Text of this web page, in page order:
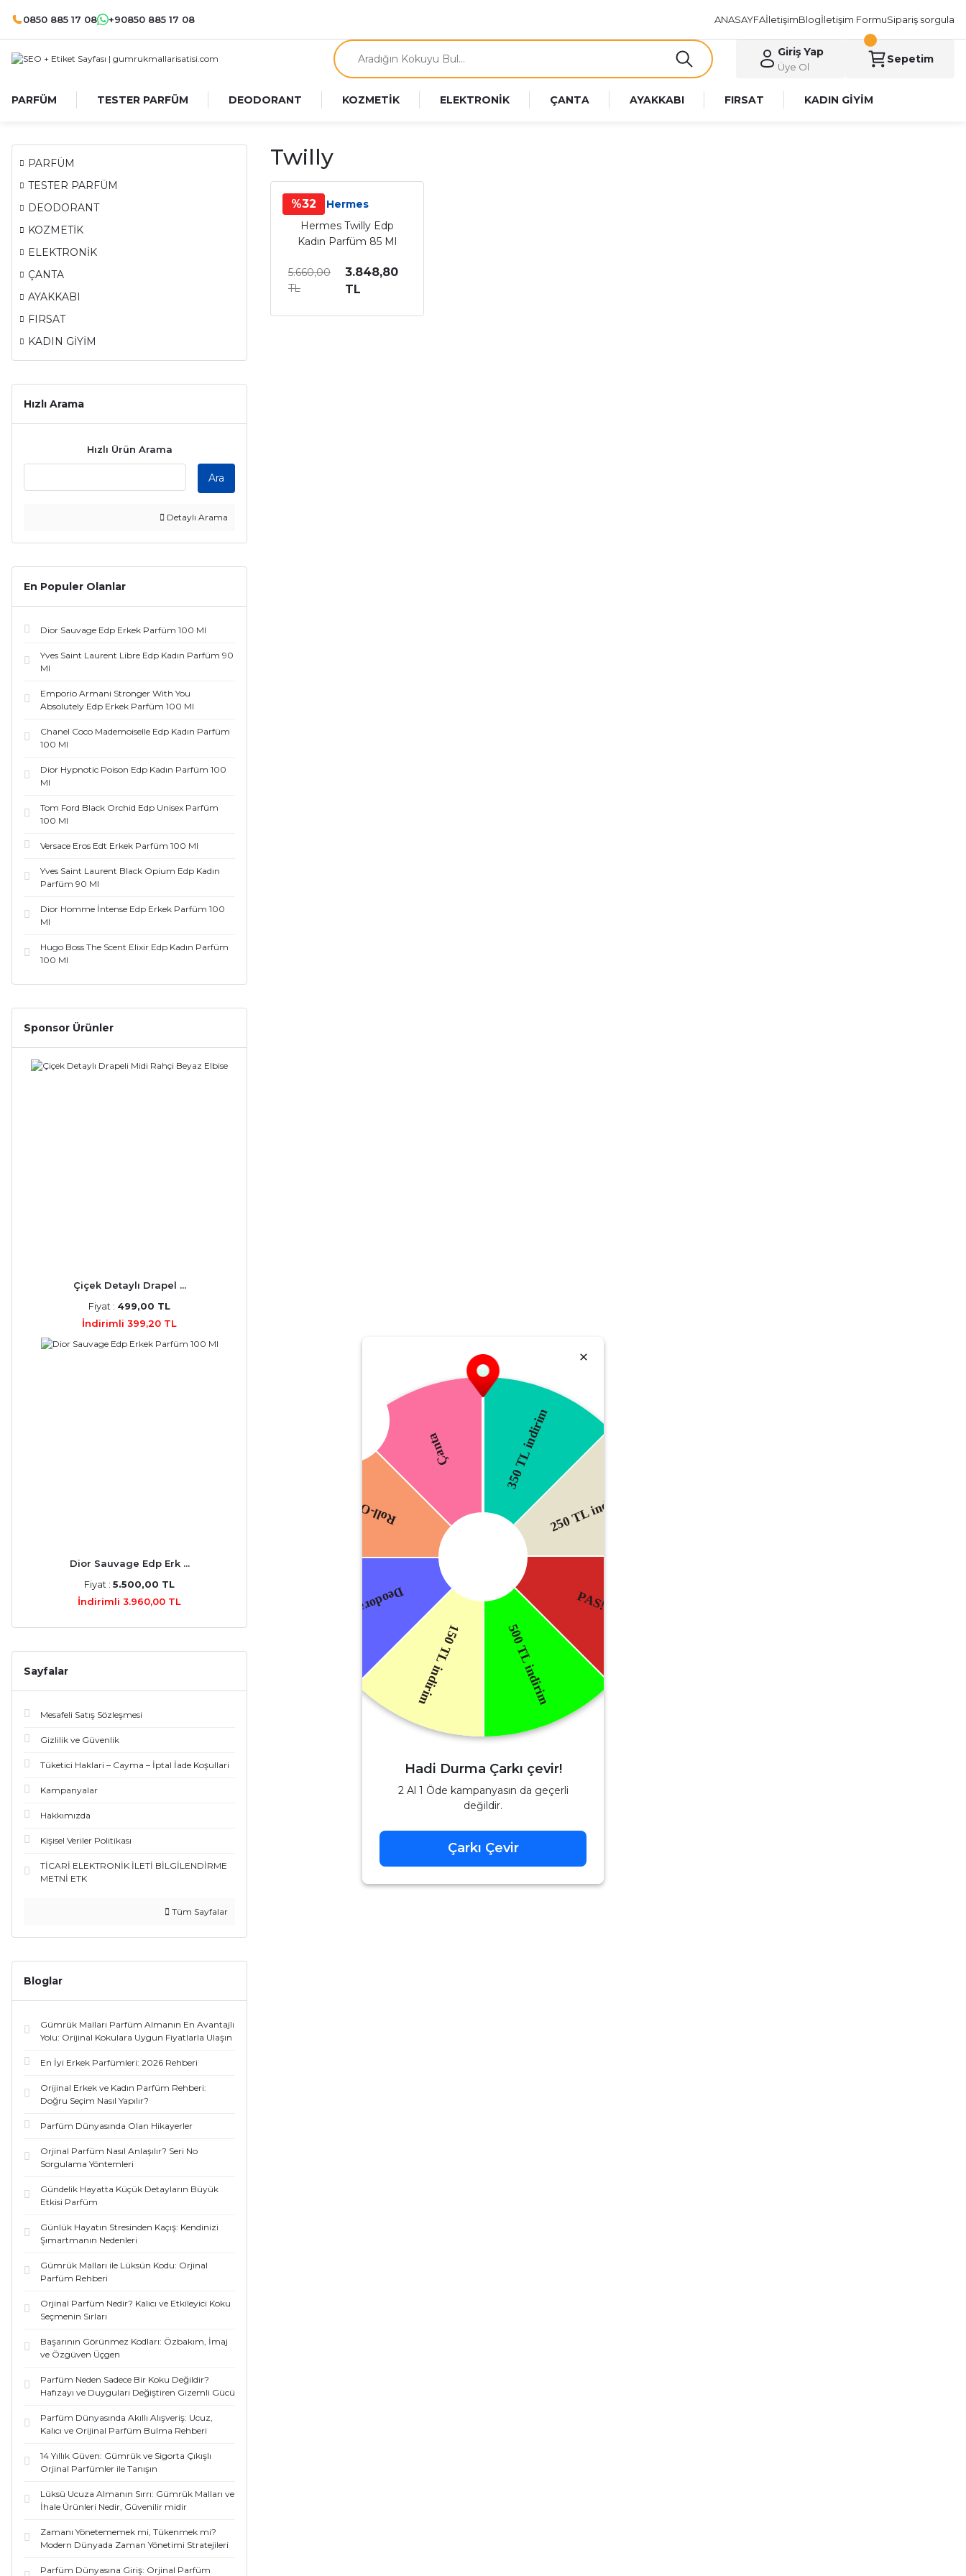
0850 885 17 08 +90850 885 17 08 ANASAYFAİletişimBlogİletişim FormuSipariş sorgula
Giriş Yap
Üye Ol
Sepetim
PARFÜM TESTER PARFÜM DEODORANT KOZMETİK ELEKTRONİK ÇANTA AYAKKABI FIRSAT KADIN GİYİM
PARFÜM
TESTER PARFÜM
DEODORANT
KOZMETİK
ELEKTRONİK
ÇANTA
AYAKKABI
FIRSAT
KADIN GİYİM
Hızlı Arama
Hızlı Ürün Arama
Ara
Detaylı Arama
En Populer Olanlar
Dior Sauvage Edp Erkek Parfüm 100 Ml
Yves Saint Laurent Libre Edp Kadın Parfüm 90
Ml
Emporio Armani Stronger With You
Absolutely Edp Erkek Parfüm 100 Ml
Chanel Coco Mademoiselle Edp Kadın Parfüm
100 Ml
Dior Hypnotic Poison Edp Kadın Parfüm 100
Ml
Tom Ford Black Orchid Edp Unisex Parfüm
100 Ml
Versace Eros Edt Erkek Parfüm 100 Ml
Yves Saint Laurent Black Opium Edp Kadın
Parfüm 90 Ml
Dior Homme İntense Edp Erkek Parfüm 100
Ml
Hugo Boss The Scent Elixir Edp Kadın Parfüm
100 Ml
Sponsor Ürünler
Çiçek Detaylı Drapel ...
Fiyat : 499,00 TL
İndirimli 399,20 TL
Dior Sauvage Edp Erk ...
Fiyat : 5.500,00 TL
İndirimli 3.960,00 TL
Sayfalar
Mesafeli Satış Sözleşmesi
Gizlilik ve Güvenlik
Tüketici Haklari – Cayma – İptal İade Koşullari
Kampanyalar
Hakkımızda
Kişisel Veriler Politikası
TİCARİ ELEKTRONİK İLETİ BİLGİLENDİRME
METNİ ETK
Tüm Sayfalar
Bloglar
Gümrük Malları Parfüm Almanın En Avantajlı
Yolu: Orijinal Kokulara Uygun Fiyatlarla Ulaşın
En İyi Erkek Parfümleri: 2026 Rehberi
Orijinal Erkek ve Kadın Parfüm Rehberi:
Doğru Seçim Nasıl Yapılır?
Parfüm Dünyasında Olan Hikayerler
Orjinal Parfüm Nasıl Anlaşılır? Seri No
Sorgulama Yöntemleri
Gündelik Hayatta Küçük Detayların Büyük
Etkisi Parfüm
Günlük Hayatın Stresinden Kaçış: Kendinizi
Şımartmanın Nedenleri
Gümrük Malları ile Lüksün Kodu: Orjinal
Parfüm Rehberi
Orjinal Parfüm Nedir? Kalıcı ve Etkileyici Koku
Seçmenin Sırları
Başarının Görünmez Kodları: Özbakım, İmaj
ve Özgüven Üçgen
Parfüm Neden Sadece Bir Koku Değildir?
Hafızayı ve Duyguları Değiştiren Gizemli Gücü
Parfüm Dünyasında Akıllı Alışveriş: Ucuz,
Kalıcı ve Orijinal Parfüm Bulma Rehberi
14 Yıllık Güven: Gümrük ve Sigorta Çıkışlı
Orjinal Parfümler ile Tanışın
Lüksü Ucuza Almanın Sırrı: Gümrük Malları ve
İhale Ürünleri Nedir, Güvenilir midir
Zamanı Yönetememek mi, Tükenmek mi?
Modern Dünyada Zaman Yönetimi Stratejileri
Parfüm Dünyasına Giriş: Orjinal Parfüm
Twilly
%32
Hermes
Hermes Twilly Edp
Kadın Parfüm 85 Ml
5.660,00
TL
3.848,80
TL
Hadi Durma Çarkı çevir!
2 Al 1 Öde kampanyasın da geçerli
değildir.
Çarkı Çevir